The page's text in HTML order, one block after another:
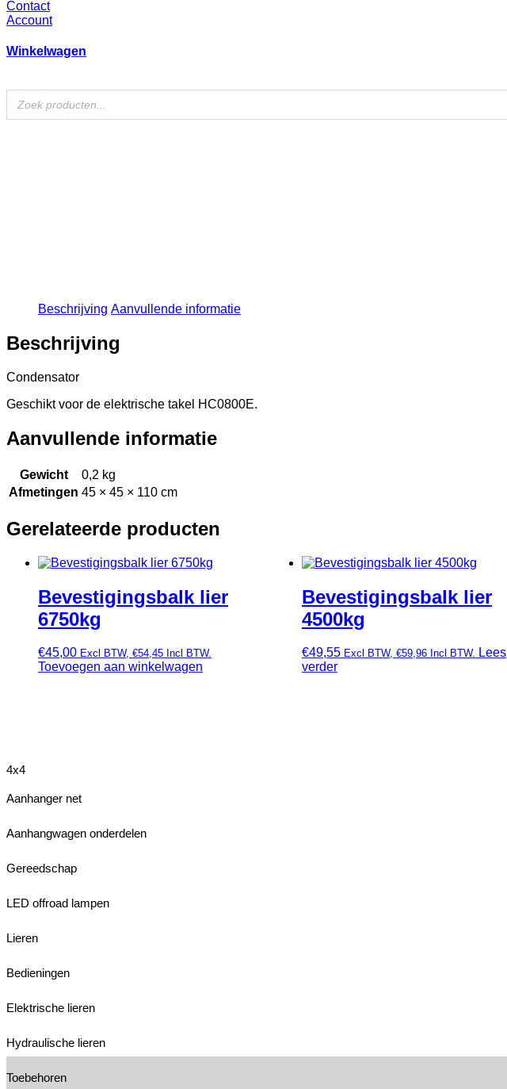
Contact
Account
Winkelwagen
Beschrijving Aanvullende informatie
Beschrijving
Condensator
Geschikt voor de elektrische takel HC0800E.
Aanvullende informatie
Gewicht
0,2 kg
Afmetingen 45 × 45 × 110 cm
Gerelateerde producten
Bevestigingsbalk lier
6750kg
€45,00 Excl BTW, €54,45 Incl BTW.
Toevoegen aan winkelwagen
Bevestigingsbalk lier
4500kg
€49,55 Excl BTW, €59,96Incl BTW. Lees
verder
4x4
Aanhanger net
Aanhangwagen onderdelen
Gereedschap
LED offroad lampen
Lieren
Bedieningen
Elektrische lieren
Hydraulische lieren
Toebehoren